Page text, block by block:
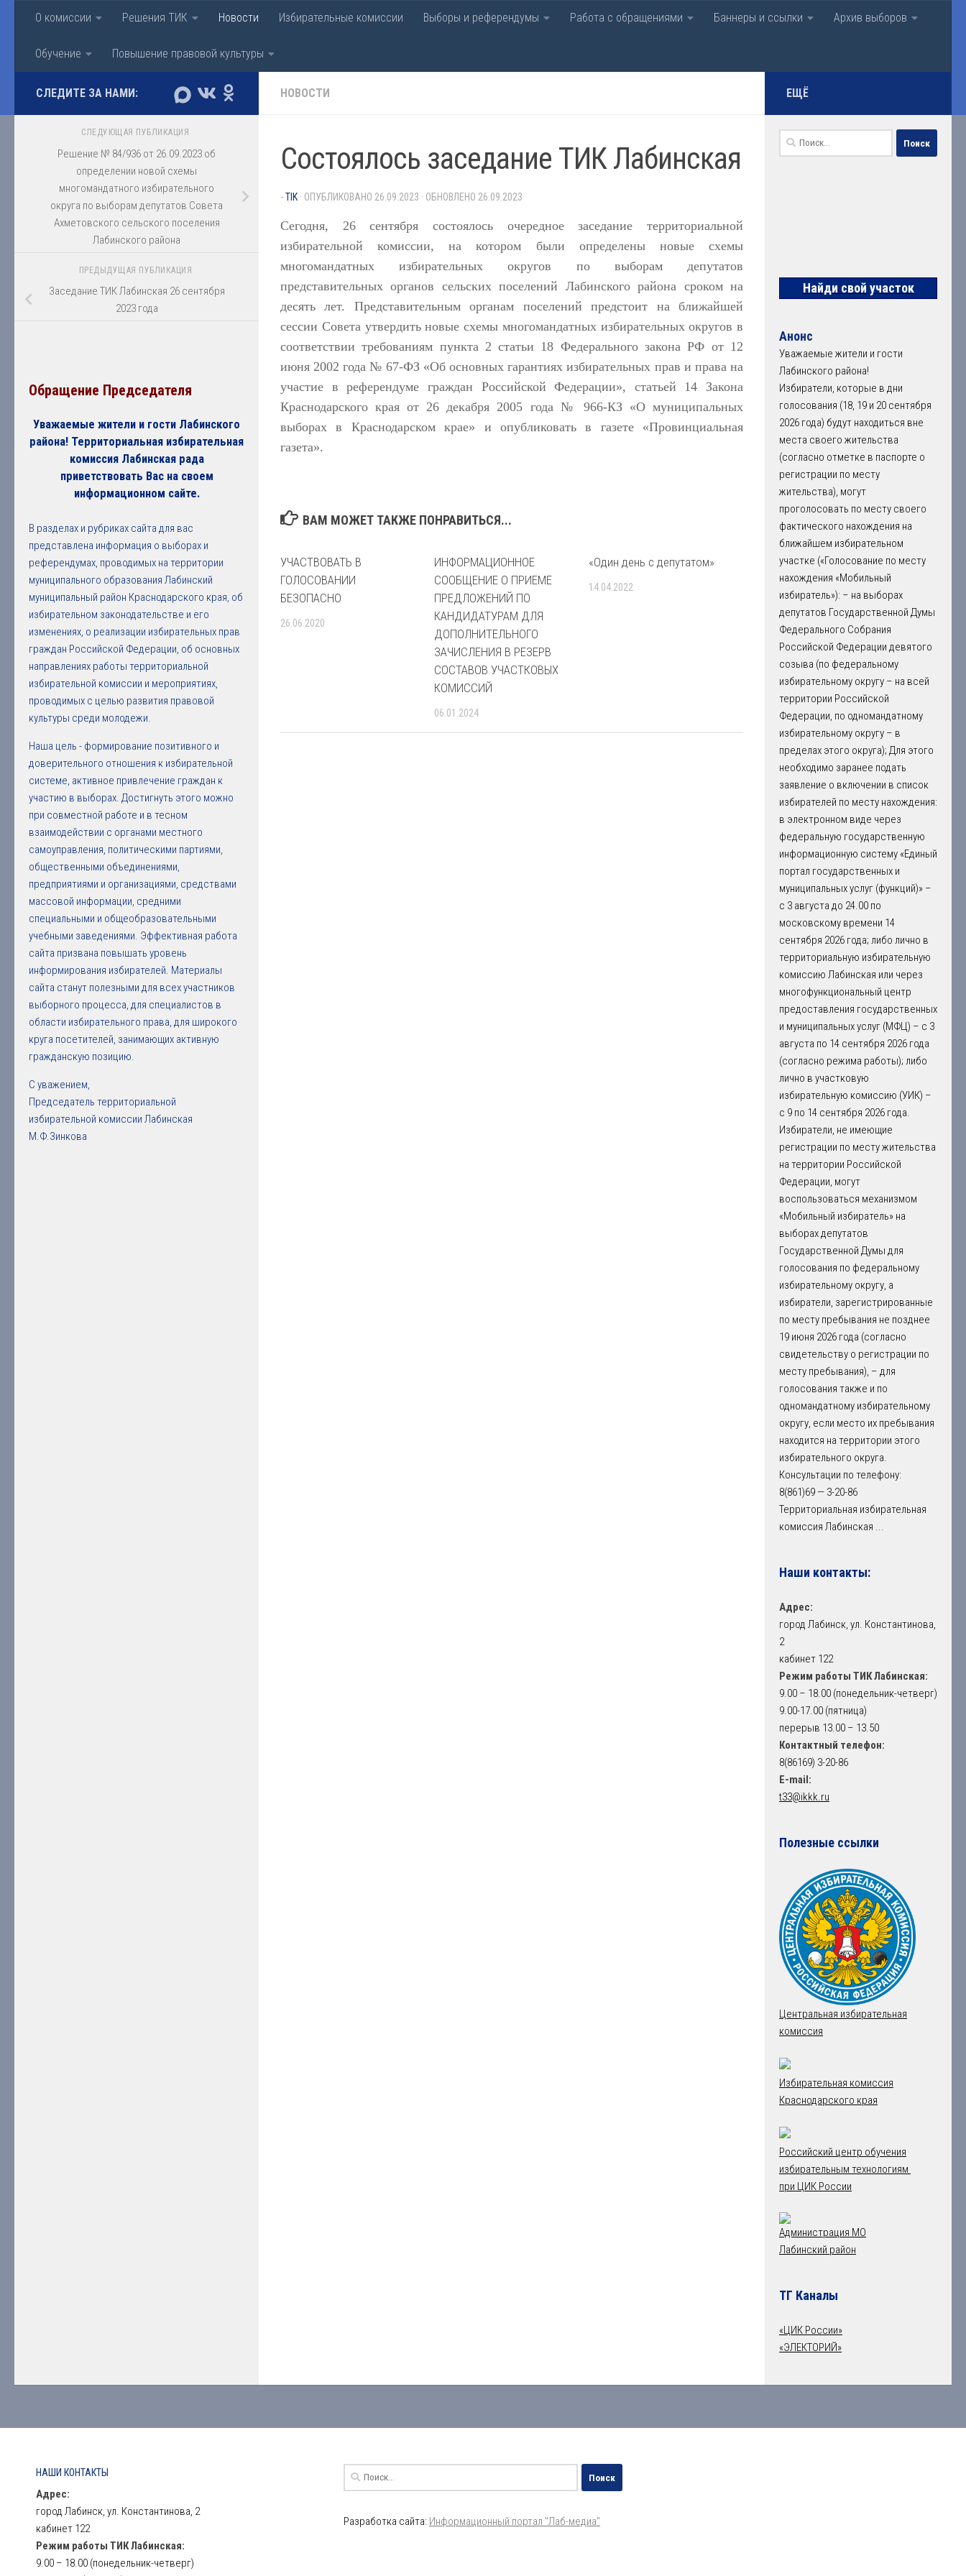
Перейти к содержимому
Территориальная избирательная комиссия Лабинская
О комиссии Решения ТИК Новости Избирательные комиссии Выборы и референдумы Работа с обращениями Баннеры и ссылки Архив выборов
Обучение Повышение правовой культуры
НОВОСТИ
Состоялось заседание ТИК Лабинская
-TIK · ОПУБЛИКОВАНО 26.09.2023 · ОБНОВЛЕНО 26.09.2023
Сегодня, 26 сентября состоялось очередное заседание территориальной
избирательной комиссии, на котором были определены новые схемы
многомандатных избирательных округов по выборам депутатов
представительных органов сельских поселений Лабинского района сроком на
десять лет. Представительным органам поселений предстоит на ближайшей
сессии Совета утвердить новые схемы многомандатных избирательных округов в
соответствии требованиям пункта 2 статьи 18 Федерального закона РФ от 12
июня 2002 года № 67-ФЗ «Об основных гарантиях избирательных прав и права на
участие в референдуме граждан Российской Федерации», статьей 14 Закона
Краснодарского края от 26 декабря 2005 года № 966-КЗ «О муниципальных
выборах в Краснодарском крае» и опубликовать в газете «Провинциальная
газета».
ВАМ МОЖЕТ ТАКЖЕ ПОНРАВИТЬСЯ...
УЧАСТВОВАТЬ В
ГОЛОСОВАНИИ
БЕЗОПАСНО
26.06.2020
ИНФОРМАЦИОННОЕ
СООБЩЕНИЕ О ПРИЕМЕ
ПРЕДЛОЖЕНИЙ ПО
КАНДИДАТУРАМ ДЛЯ
ДОПОЛНИТЕЛЬНОГО
ЗАЧИСЛЕНИЯ В РЕЗЕРВ
СОСТАВОВ УЧАСТКОВЫХ
КОМИССИЙ
06.01.2024
«Один день с депутатом»
14.04.2022
СЛЕДИТЕ ЗА НАМИ:
СЛЕДУЮЩАЯ ПУБЛИКАЦИЯ
Решение № 84/936 от 26.09.2023 об
определении новой схемы
многомандатного избирательного
округа по выборам депутатов Совета
Ахметовского сельского поселения
Лабинского района
ПРЕДЫДУЩАЯ ПУБЛИКАЦИЯ
Заседание ТИК Лабинская 26 сентября
2023 года
Обращение Председателя
Уважаемые жители и гости Лабинского
района! Территориальная избирательная
комиссия Лабинская рада
приветствовать Вас на своем
информационном сайте.
В разделах и рубриках сайта для вас
представлена информация о выборах и
референдумах, проводимых на территории
муниципального образования Лабинский
муниципальный район Краснодарского края, об
избирательном законодательстве и его
изменениях, о реализации избирательных прав
граждан Российской Федерации, об основных
направлениях работы территориальной
избирательной комиссии и мероприятиях,
проводимых с целью развития правовой
культуры среди молодежи.
Наша цель - формирование позитивного и
доверительного отношения к избирательной
системе, активное привлечение граждан к
участию в выборах. Достигнуть этого можно
при совместной работе и в тесном
взаимодействии с органами местного
самоуправления, политическими партиями,
общественными объединениями,
предприятиями и организациями, средствами
массовой информации, средними
специальными и общеобразовательными
учебными заведениями. Эффективная работа
сайта призвана повышать уровень
информирования избирателей. Материалы
сайта станут полезными для всех участников
выборного процесса, для специалистов в
области избирательного права, для широкого
круга посетителей, занимающих активную
гражданскую позицию.
С уважением,
Председатель территориальной
избирательной комиссии Лабинская
М.Ф.Зинкова
ЕЩЁ
Найти:
Найди свой участок
Анонс
Уважаемые жители и гости
Лабинского района!
Избиратели, которые в дни
голосования (18, 19 и 20 сентября
2026 года) будут находиться вне
места своего жительства
(согласно отметке в паспорте о
регистрации по месту
жительства), могут
проголосовать по месту своего
фактического нахождения на
ближайшем избирательном
участке («Голосование по месту
нахождения «Мобильный
избиратель»): – на выборах
депутатов Государственной Думы
Федерального Собрания
Российской Федерации девятого
созыва (по федеральному
избирательному округу – на всей
территории Российской
Федерации, по одномандатному
избирательному округу – в
пределах этого округа); Для этого
необходимо заранее подать
заявление о включении в список
избирателей по месту нахождения:
в электронном виде через
федеральную государственную
информационную систему «Единый
портал государственных и
муниципальных услуг (функций)» –
с 3 августа до 24.00 по
московскому времени 14
сентября 2026 года; либо лично в
территориальную избирательную
комиссию Лабинская или через
многофункциональный центр
предоставления государственных
и муниципальных услуг (МФЦ) – с 3
августа по 14 сентября 2026 года
(согласно режима работы); либо
лично в участковую
избирательную комиссию (УИК) –
с 9 по 14 сентября 2026 года.
Избиратели, не имеющие
регистрации по месту жительства
на территории Российской
Федерации, могут
воспользоваться механизмом
«Мобильный избиратель» на
выборах депутатов
Государственной Думы для
голосования по федеральному
избирательному округу, а
избиратели, зарегистрированные
по месту пребывания не позднее
19 июня 2026 года (согласно
свидетельству о регистрации по
месту пребывания), – для
голосования также и по
одномандатному избирательному
округу, если место их пребывания
находится на территории этого
избирательного округа.
Консультации по телефону:
8(861)69 — 3-20-86
Территориальная избирательная
комиссия Лабинская ...
Наши контакты:
Адрес:
город Лабинск, ул. Константинова,
2
кабинет 122
Режим работы ТИК Лабинская:
9.00 – 18.00 (понедельник-четверг)
9.00-17.00 (пятница)
перерыв 13.00 – 13.50
Контактный телефон:
8(86169) 3-20-86
E-mail:
t33@ikkk.ru
Полезные ссылки
Центральная избирательная
комиссия
Избирательная комиссия
Краснодарского края
Российский центр обучения
избирательным технологиям
при ЦИК России
Администрация МО
Лабинский район
ТГ Каналы
«ЦИК России»
«ЭЛЕКТОРИЙ»
НАШИ КОНТАКТЫ
Адрес:
город Лабинск, ул. Константинова, 2
кабинет 122
Режим работы ТИК Лабинская:
9.00 – 18.00 (понедельник-четверг)
Найти:
Разработка сайта: Информационный портал "Лаб-медиа"